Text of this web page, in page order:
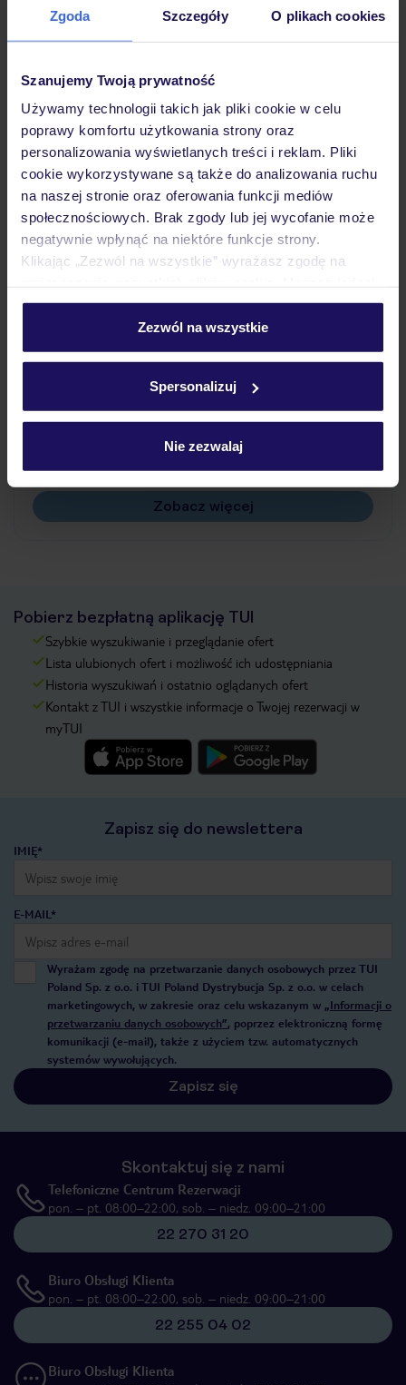
Zgoda Szczegóły O plikach cookies
Szanujemy Twoją prywatność
Używamy technologii takich jak pliki cookie w celu
poprawy komfortu użytkowania strony oraz
personalizowania wyświetlanych treści i reklam. Pliki
cookie wykorzystywane są także do analizowania ruchu
na naszej stronie oraz oferowania funkcji mediów
społecznościowych. Brak zgody lub jej wycofanie może
negatywnie wpłynąć na niektóre funkcje strony.
Klikając „Zezwól na wszystkie” wyrażasz zgodę na
personalizować swój wybór wchodząc w zakładkę
Szczegółowe informacje o plikach cookie znajdziesz
Zezwól na wszystkie
Spersonalizuj
Nie zezwalaj
Pokoje
Wyżywienie
Atrakcje
Ważne informacje
Często zadawane pytania
Jak zmienić uczestników/osobę zgłaszającą?
Na jakiej podstawie i gdzie otrzymam karty
pokładowe/bilety lotnicze?
Zobacz więcej
Pobierz bezpłatną aplikację TUI
Szybkie wyszukiwanie i przeglądanie ofert
Lista ulubionych ofert i możliwość ich udostępniania
Historia wyszukiwań i ostatnio oglądanych ofert
Kontakt z TUI i wszystkie informacje o Twojej rezerwacji w
myTUI
Zapisz się do newslettera
IMIĘ*
E-MAIL*
Wyrażam zgodę na przetwarzanie danych osobowych przez TUI
Poland Sp. z o.o. i TUI Poland Dystrybucja Sp. z o.o. w celach
marketingowych, w zakresie oraz celu wskazanym w „Informacji o
przetwarzaniu danych osobowych”, poprzez elektroniczną formę
komunikacji (e-mail), także z użyciem tzw. automatycznych
systemów wywołujących.
Zapisz się
Skontaktuj się z nami
Telefoniczne Centrum Rezerwacji
pon. – pt. 08:00–22:00, sob. – niedz. 09:00–21:00
22 270 31 20
Biuro Obsługi Klienta
pon. – pt. 08:00–22:00, sob. – niedz. 09:00–21:00
22 255 04 02
Biuro Obsługi Klienta